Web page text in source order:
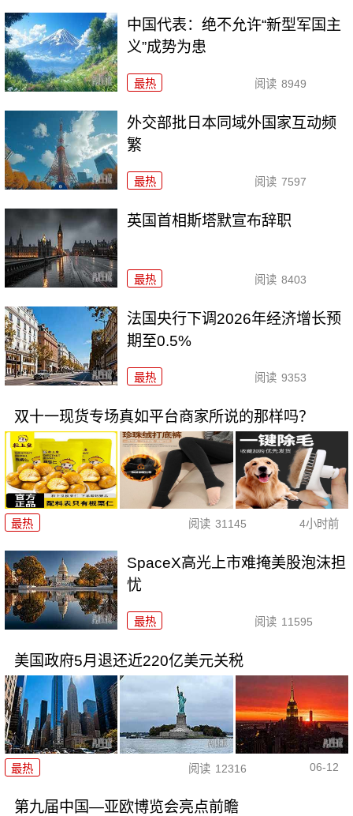
中国代表：绝不允许“新型军国主
义”成势为患
最热 阅读 8949
外交部批日本同域外国家互动频
繁
最热 阅读 7597
英国首相斯塔默宣布辞职
最热 阅读 8403
法国央行下调2026年经济增长预
期至0.5%
最热 阅读 9353
双十一现货专场真如平台商家所说的那样吗？
最热 阅读 31145 4小时前
SpaceX高光上市难掩美股泡沫担
忧
最热 阅读 11595
美国政府5月退还近220亿美元关税
最热 阅读 12316 06-12
第九届中国—亚欧博览会亮点前瞻